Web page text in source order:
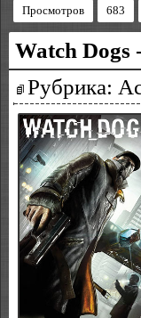
Просмотров 683
Watch Dogs
Рубрика: